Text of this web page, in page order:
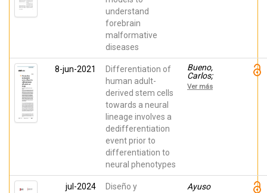
understand
forebrain
malformative
diseases
8-jun-2021
Differentiation of
human adult-
derived stem cells
towards a neural
lineage involves a
dedifferentiation
event prior to
differentiation to
neural phenotypes
Bueno,
Carlos;
Martinez
Morga,
Ver más
jul-2024
Diseño y
Ayuso